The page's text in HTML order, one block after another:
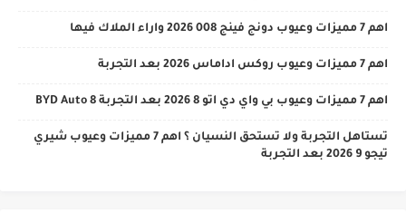
اهم 7 مميزات وعيوب دونج فينج 008 2026 واراء الملاك فيها
اهم 7 مميزات وعيوب روكس اداماس 2026 بعد التجربة
اهم 7 مميزات وعيوب بي واي دي اتو 8 2026 بعد التجربة BYD Auto 8
تستاهل التجربة ولا تستحق النسيان ؟ اهم 7 مميزات وعيوب شيري
تيجو 9 2026 بعد التجربة